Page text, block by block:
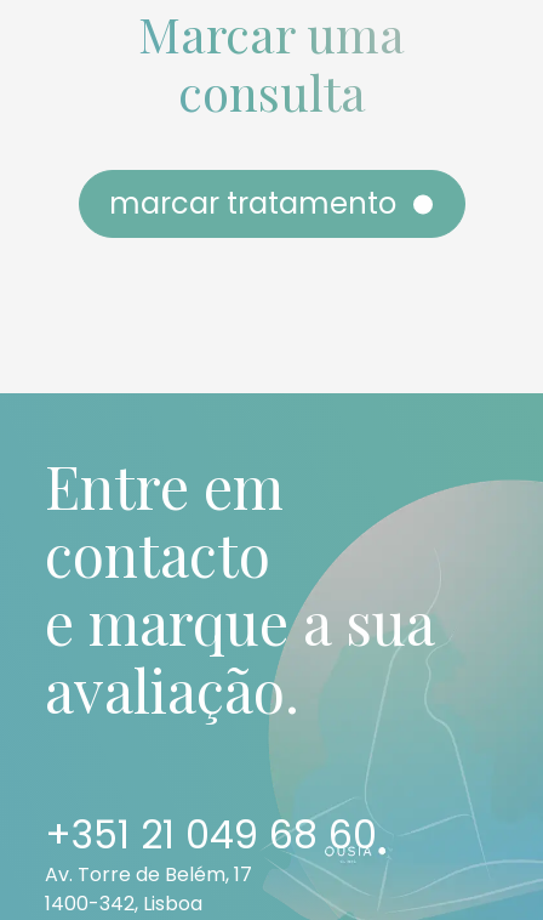
Marcar uma
consulta
marcar tratamento
Entre em
contacto
e marque a sua
avaliação.
+351 21 049 68 60
Av. Torre de Belém, 17
1400-342, Lisboa